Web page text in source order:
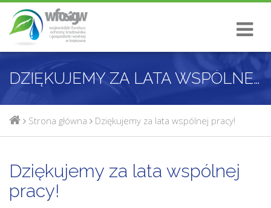
DZIĘKUJEMY ZA LATA WSPÓLNEJ PRACY!
Strona główna Dziękujemy za lata wspólnej pracy!
Dziękujemy za lata wspólnej
pracy!